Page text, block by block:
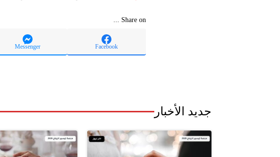
Share on ...
Facebook
Messenger
جديد الأخبار